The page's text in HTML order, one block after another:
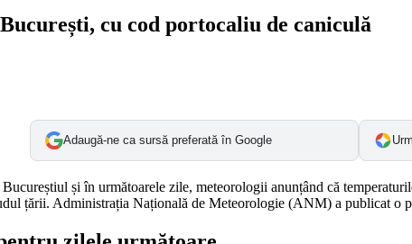
cu cod portocaliu de caniculă
Adaugă-ne ca sursă preferată în Google
și în următoarele zile, meteorologii anunțând că
țării. Administrația Națională de Meteorologie (ANM) a publicat o